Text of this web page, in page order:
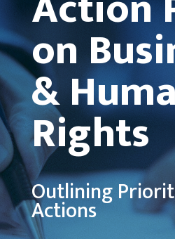
on
&
Rights
Outlining
Actions